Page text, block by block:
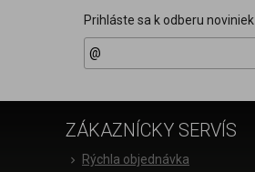
Prihláste sa k odberu noviniek
ZÁKAZNÍCKY SERVÍS
Rýchla objednávka